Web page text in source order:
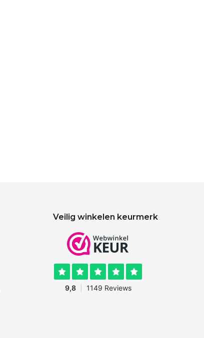
Veilig winkelen keurmerk